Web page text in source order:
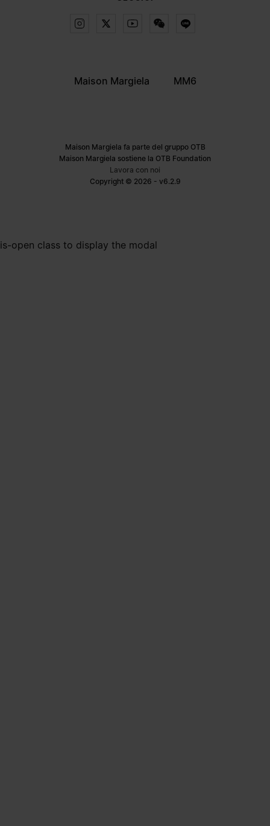
Maison Margiela MM6
Maison Margiela fa parte del gruppo OTB
Maison Margiela sostiene la OTB Foundation
Lavora con noi
Copyright © 2026 - v6.2.9
is-open class to display the modal